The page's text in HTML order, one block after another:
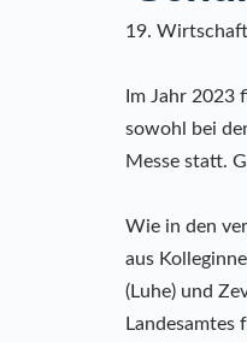
19.
Im Jahr
sowohl bei
Messe statt.
Wie in den
aus
(Luhe) und
Landesamtes